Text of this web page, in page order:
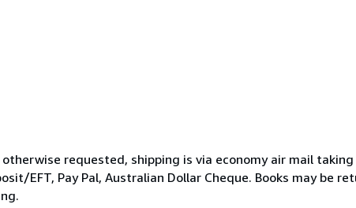
requested, shipping is via economy air mail
EFT, Pay Pal, Australian Dollar Cheque. Books may be